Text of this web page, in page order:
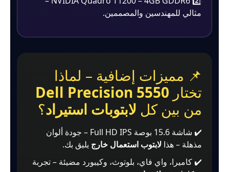
مثالي للمهندسين والمصممين.
📌 مميزات إضافية – لماذا
تختار Dell Precision 5550
من بين كل لابتوبات استيراد؟
✔️ شاشة 15.6 بوصة Full HD IPS – جودة ألوان
مذهلة – هذالابتوب استعمال خارج يليق بك.
✔️ كاميرا، واي فاي، بلوتوث، وكيبورد مضيئة – تجربة